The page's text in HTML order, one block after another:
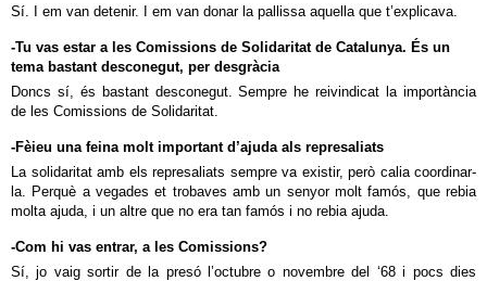
Sí. I em van detenir. I em van donar la pallissa aquella que t’explicava.
-Tu vas estar a les Comissions de Solidaritat de Catalunya. És un
tema bastant desconegut, per desgràcia
Doncs sí, és bastant desconegut. Sempre he reivindicat la importància
de les Comissions de Solidaritat.
-Fèieu una feina molt important d’ajuda als represaliats
La solidaritat amb els represaliats sempre va existir, però calia coordinar-
la. Perquè a vegades et trobaves amb un senyor molt famós, que rebia
molta ajuda, i un altre que no era tan famós i no rebia ajuda.
-Com hi vas entrar, a les Comissions?
Sí, jo vaig sortir de la presó l’octubre o novembre del ‘68 i pocs dies